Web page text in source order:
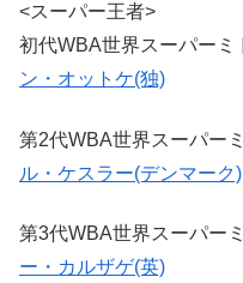
<スーパー王者>
初代WBA世界スーパー
ン・オットケ(独)
第2代WBA世界スーパー
ル・ケスラー(デンマーク)
第3代WBA世界スーパー
ー・カルザゲ(英)